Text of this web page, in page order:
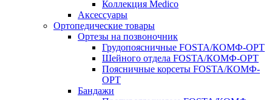
Коллекция Medico
Аксессуары
Ортопедические товары
Ортезы на позвоночник
Грудопоясничные FOSTA/КОМФ-ОРТ
Шейного отдела FOSTA/КОМФ-ОРТ
Поясничные корсеты FOSTA/КОМФ-
ОРТ
Бандажи